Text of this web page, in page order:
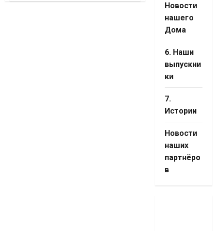
сборы
Новости
нашего
Дома
6. Наши
выпускни
ки
7.
Истории
Новости
наших
партнёро
в